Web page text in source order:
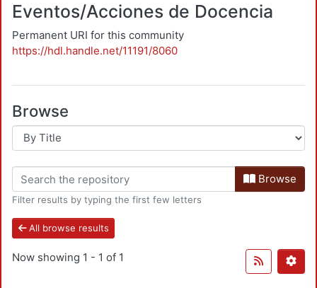
Eventos/Acciones de Docencia
Permanent URI for this community
https://hdl.handle.net/11191/8060
Browse
Browse
Filter results by typing the first few letters
All browse results
Now showing 1 - 1 of 1